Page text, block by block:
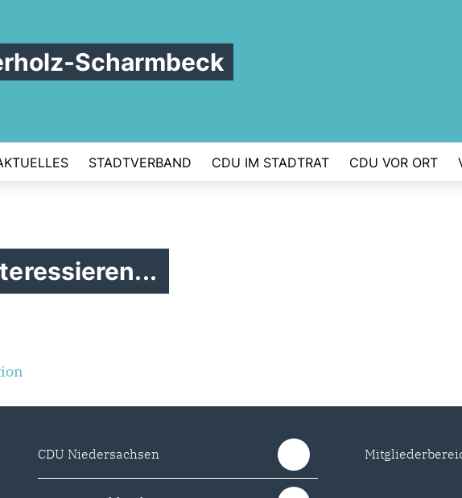
Scharmbeck
STADTVERBAND CDU IM STADTRAT CDU VOR ORT
CDU Niedersachsen